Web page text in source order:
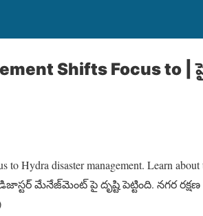
Shifts Focus to
Hydra disaster management. Learn
డిజాస్టర్ మేనేజ్‌మెంట్ పై దృష్టి పెట్టింది. నగర